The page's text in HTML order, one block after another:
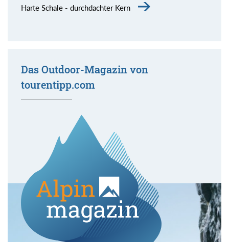
Harte Schale - durchdachter Kern
Das Outdoor-Magazin von
tourentipp.com